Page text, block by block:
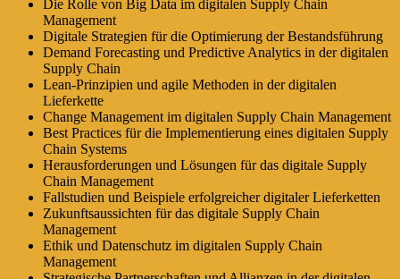
Die Rolle von Big Data im digitalen Supply Chain
Management
Digitale Strategien für die Optimierung der Bestandsführung
Demand Forecasting und Predictive Analytics in der digitalen
Supply Chain
Lean-Prinzipien und agile Methoden in der digitalen
Lieferkette
Change Management im digitalen Supply Chain Management
Best Practices für die Implementierung eines digitalen Supply
Chain Systems
Herausforderungen und Lösungen für das digitale Supply
Chain Management
Fallstudien und Beispiele erfolgreicher digitaler Lieferketten
Zukunftsaussichten für das digitale Supply Chain
Management
Ethik und Datenschutz im digitalen Supply Chain
Management